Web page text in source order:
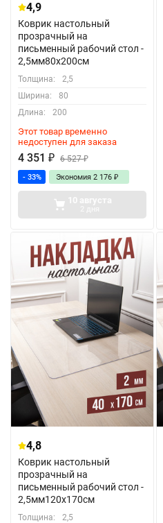
4,9
Коврик настольный
прозрачный на
письменный рабочий стол -
2,5мм80x200см
Толщина:
2,5
Ширина:
80
Длина:
200
Этот товар временно
недоступен для заказа
4 351 ₽ 6 527₽
- 33% Экономия 2 176 ₽
10 августа
4,8
Коврик настольный
прозрачный на
письменный рабочий стол -
2,5мм120x170см
Толщина:
2,5